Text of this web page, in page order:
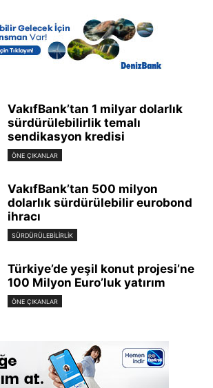
VakıfBank’tan 1 milyar dolarlık
sürdürülebilirlik temalı
sendikasyon kredisi
ÖNE ÇIKANLAR
VakıfBank’tan 500 milyon
dolarlık sürdürülebilir eurobond
ihracı
SÜRDÜRÜLEBILIRLIK
Türkiye’de yeşil konut projesi’ne
100 Milyon Euro’luk yatırım
ÖNE ÇIKANLAR